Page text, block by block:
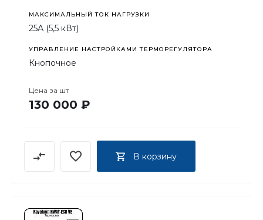
МАКСИМАЛЬНЫЙ ТОК НАГРУЗКИ
25А (5,5 кВт)
УПРАВЛЕНИЕ НАСТРОЙКАМИ ТЕРМОРЕГУЛЯТОРА
Кнопочное
Цена за шт
130 000 ₽
В корзину